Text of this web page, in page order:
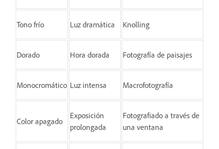
Tono frío Luz dramática Knolling
Dorado Hora dorada Fotografía de paisajes
Monocromático Luz intensa Macrofotografía
Color apagado
Exposición
prolongada
Fotografiado a través de
una ventana